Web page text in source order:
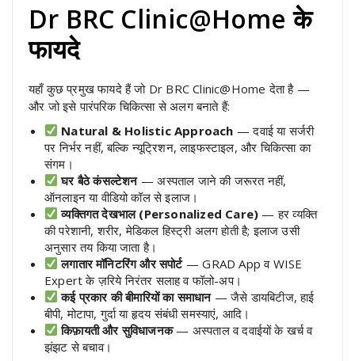
Dr BRC Clinic@Home के
फायदे
यहाँ कुछ प्रमुख फायदे हैं जो Dr BRC Clinic@Home देता है —
और जो इसे पारंपरिक चिकित्सा से अलग बनाते हैं:
Natural & Holistic Approach — दवाई या सर्जरी
पर निर्भर नहीं, बल्कि न्यूट्रिशन, लाइफस्टाइल, और चिकित्सा का
संगम।
घर बैठे कंसल्टेशन— अस्पताल जाने की जरूरत नहीं,
ऑनलाइन या वीडियो कॉल से इलाज।
व्यक्तिगत देखभाल (Personalized Care) — हर व्यक्ति
की परेशानी, शरीर, मेडिकल हिस्ट्री अलग होती है; इलाज उसी
अनुसार तय किया जाता है।
लगातार मॉनिटरिंग और सपोर्ट— GRAD App व WISE
Expert के ज़रिये निरंतर सलाह व फॉलो-अप।
कई प्रकार की बीमारियों का समाधान— जैसे डायबिटीज, हाई
बीपी, मोटापा, गुर्दा या हृदय संबंधी समस्याएं, आदि।
किफ़ायती और सुविधाजनक— अस्पताल व दवाईयों के खर्च व
झंझट से बचाव।